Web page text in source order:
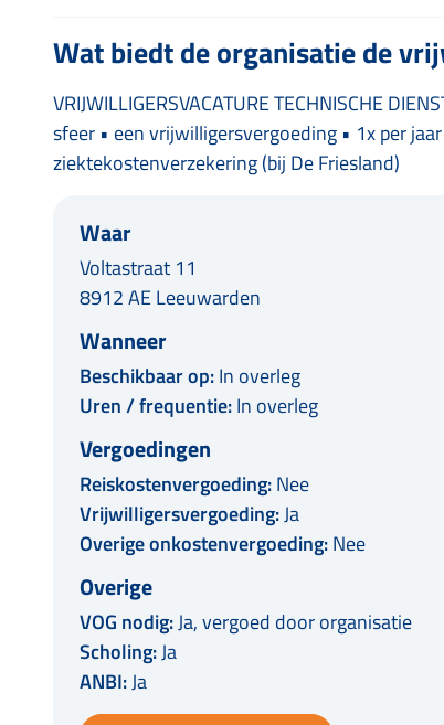
Wat biedt de organisatie de
VRIJWILLIGERSVACATURE TECHNISCHE
sfeer • een vrijwilligersvergoeding • 1x per
ziektekostenverzekering (bij De Friesland)
Waar
Voltastraat 11
8912 AE Leeuwarden
Wanneer
Beschikbaar op:In overleg
Uren / frequentie:In overleg
Vergoedingen
Reiskostenvergoeding:Nee
Vrijwilligersvergoeding:Ja
Overige onkostenvergoeding:Nee
Overige
VOG nodig:Ja, vergoed door organisatie
Scholing:Ja
ANBI:Ja